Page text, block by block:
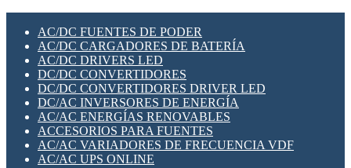
SWITCH Y MICROSWITCH
TARJETAS PI
UNIÓN Y DERIVACIÓN DE CABLE
PLACAS MODULARES IOT
SWITCHES Y REDES WIFI
SOLUCIONES IOT
SOLUCIONES LORAWAN
SOLUCIONES RED CELULAR
SEGURIDAD PARA REDES
SWITCHES LAN
TELEFONÍA IP (VOIP)
VIGILANCIA IP (CCTV)
MESHTASTIC
AC/DC FUENTES DE PODER
AC/DC CARGADORES DE BATERÍA
AC/DC DRIVERS LED
DC/DC CONVERTIDORES
DC/DC CONVERTIDORES DRIVER LED
DC/AC INVERSORES DE ENERGÍA
AC/AC ENERGÍAS RENOVABLES
ACCESORIOS PARA FUENTES
AC/AC VARIADORES DE FRECUENCIA VDF
AC/AC UPS ONLINE